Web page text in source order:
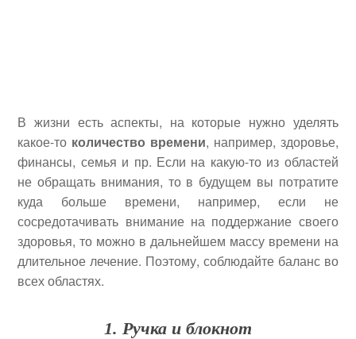
В жизни есть аспекты, на которые нужно уделять
какое-то количество времени, например, здоровье,
финансы, семья и пр. Если на какую-то из областей
не обращать внимания, то в будущем вы потратите
куда больше времени, например, если не
сосредотачивать внимание на поддержание своего
здоровья, то можно в дальнейшем массу времени на
длительное лечение. Поэтому, соблюдайте баланс во
всех областях.
1. Ручка и блокнот